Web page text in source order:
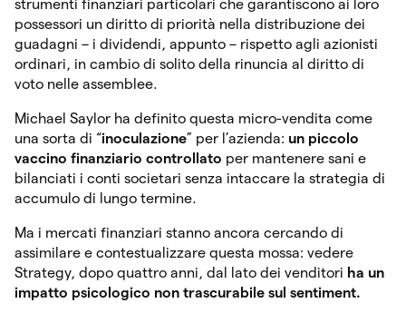
strumenti finanziari particolari che garantiscono ai loro
possessori un diritto di priorità nella distribuzione dei
guadagni – i dividendi, appunto – rispetto agli azionisti
ordinari, in cambio di solito della rinuncia al diritto di
voto nelle assemblee.
Michael Saylor ha definito questa micro-vendita come
una sorta di “inoculazione” per l’azienda: un piccolo
vaccino finanziario controllato per mantenere sani e
bilanciati i conti societari senza intaccare la strategia di
accumulo di lungo termine.
Ma i mercati finanziari stanno ancora cercando di
assimilare e contestualizzare questa mossa: vedere
Strategy, dopo quattro anni, dal lato dei venditori ha un
impatto psicologico non trascurabile sul sentiment.